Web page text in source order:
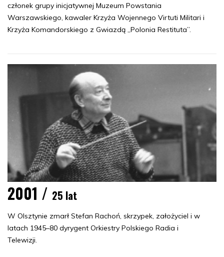
członek grupy inicjatywnej Muzeum Powstania
Warszawskiego, kawaler Krzyża Wojennego Virtuti Militari i
Krzyża Komandorskiego z Gwiazdą „Polonia Restituta”.
2001 / 25 lat
W Olsztynie zmarł Stefan Rachoń, skrzypek, założyciel i w
latach 1945–80 dyrygent Orkiestry Polskiego Radia i
Telewizji.